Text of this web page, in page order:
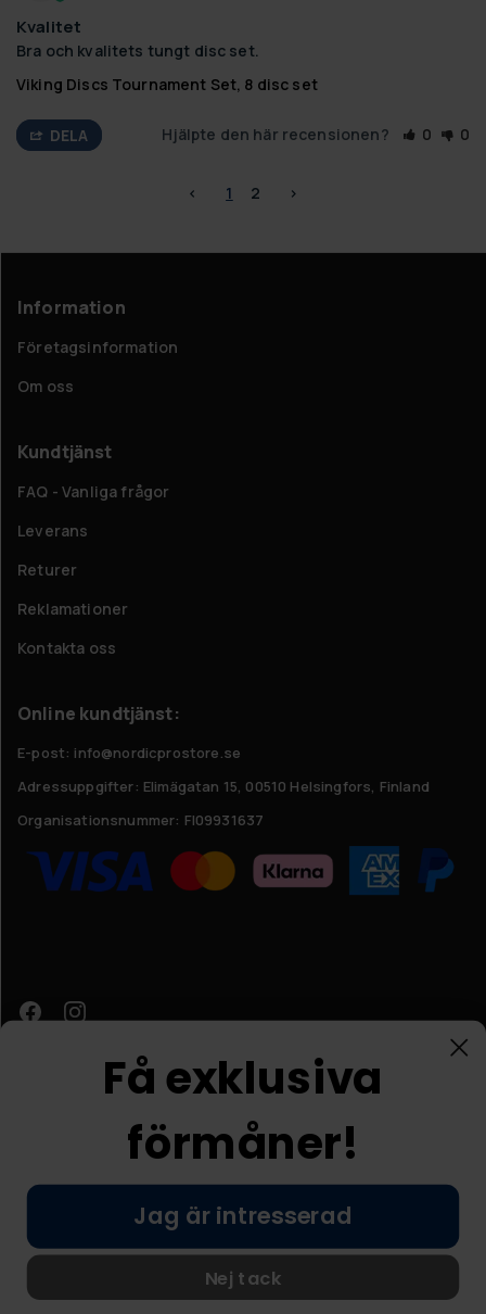
Kvalitet
Bra och kvalitets tungt disc set.
Viking Discs Tournament Set, 8 disc set
DELA Hjälpte den här recensionen? 0 0
< 1 2 >
Information
Företagsinformation
Om oss
Kundtjänst
FAQ - Vanliga frågor
Leverans
Returer
Reklamationer
Kontakta oss
Online kundtjänst:
E-post: info@nordicprostore.se
Adressuppgifter: Elimägatan 15, 00510 Helsingfors, Finland
Organisationsnummer: FI09931637
© Nordic Prostore 2026
Allmänna villkor
Få exklusiva
förmåner!
Jag är intresserad
Nej tack